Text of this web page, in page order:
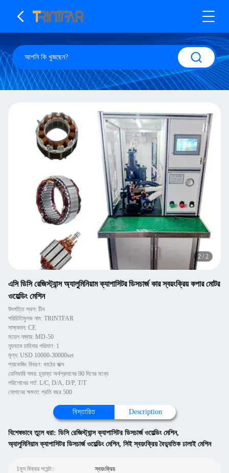
2 / 2
এসি ডিসি রেজিস্ট্যান্স অ্যালুমিনিয়াম ক্যাপাসিটর ডিসচার্জ কার স্বয়ংক্রিয় কপার মোটর
ওয়েল্ডিং মেশিন
উৎপত্তি স্থল: চীন
পরিচিতিমুলক নাম: TRINTFAR
সাক্ষ্যদান: CE
মডেল নম্বার: MD-50
ন্যূনতম চাহিদার পরিমাণ: 1
মূল্য: USD 10000-30000set
প্যাকেজিং বিবরণ: কাঠের বাক্স
ডেলিভারি সময়: চূড়ান্ত অর্থপ্রদানের 90 দিনের মধ্যে
পরিশোধের শর্ত: L/C, D/A, D/P, T/T
যোগানের ক্ষমতা: প্রতি বছর 500
বিস্তারিত Description
বিশেষভাবে তুলে ধরা: ডিসি রেজিস্ট্যান্স ক্যাপাসিটর ডিসচার্জ ওয়েল্ডিং মেশিন,
অ্যালুমিনিয়াম ক্যাপাসিটর ডিসচার্জ ওয়েল্ডিং মেশিন, সিই স্বয়ংক্রিয় বৈদ্যুতিক ঢালাই মেশিন
1মূল বিক্রয় পয়েন্ট:: স্বয়ংক্রিয়